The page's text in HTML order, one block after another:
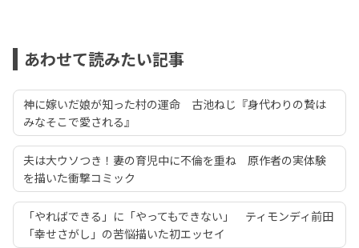
あわせて読みたい記事
神に嫁いだ娘が知った村の運命 古池ねじ『身代わりの贄は
みなそこで愛される』
夫は大ウソつき！妻の育児中に不倫を重ね 原作者の実体験
を描いた衝撃コミック
「やればできる」に「やってもできない」 ティモンディ前田
「幸せさがし」の苦悩描いた初エッセイ